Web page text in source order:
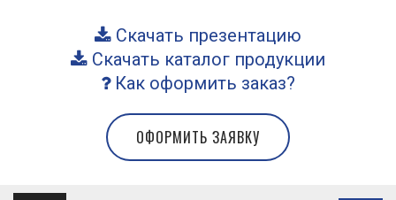
Скачать презентацию
Скачать каталог продукции
Как оформить заказ?
ОФОРМИТЬ ЗАЯВКУ